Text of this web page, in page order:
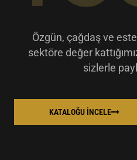
Özgün, çağdaş ve
sektöre değer
sizlerle
KATALOĞU İNCELE